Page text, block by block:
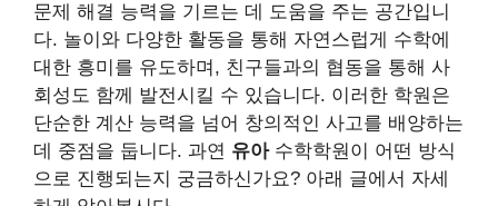
문제 해결 능력을 기르는 데 도움을 주는 공간입니
다. 놀이와 다양한 활동을 통해 자연스럽게 수학에
대한 흥미를 유도하며, 친구들과의 협동을 통해 사
회성도 함께 발전시킬 수 있습니다. 이러한 학원은
단순한 계산 능력을 넘어 창의적인 사고를 배양하는
데 중점을 둡니다. 과연 유아수학학원이 어떤 방식
으로 진행되는지 궁금하신가요? 아래 글에서 자세